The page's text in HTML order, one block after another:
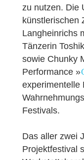
zu nutzen. Die
künstlerischen
Langheinrichs
Tänzerin
sowie Chunky
Performance »
experimentelle
Festivals.
Das aller zwei
Projektfestival